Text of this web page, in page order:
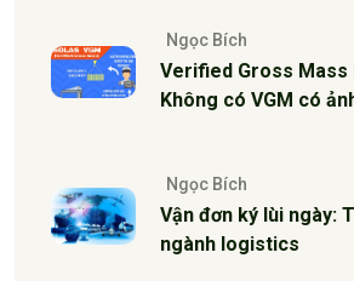
Ngọc Bích
Verified Gross Mass
Không có VGM có
Ngọc Bích
Vận đơn ký lùi ngày:
ngành logistics